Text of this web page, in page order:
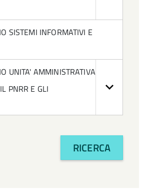
Unità Operativa
della Transizione Digitale
SISTEMI INFORMATIVI E
UNITA' AMMINISTRATIVA
PNRR E GLI
RICERCA